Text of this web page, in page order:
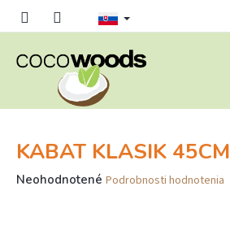
KABAT KLASIK 45CM
Priemerné
Neohodnotené Podrobnosti hodnotenia